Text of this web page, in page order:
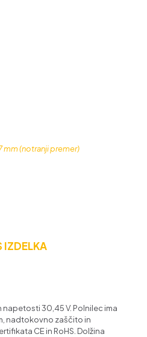
mm (notranji premer)
IZDELKA
napetosti 30,45 V. Polnilec ima
nadtokovno zaščito in
CE in RoHS. Dolžina